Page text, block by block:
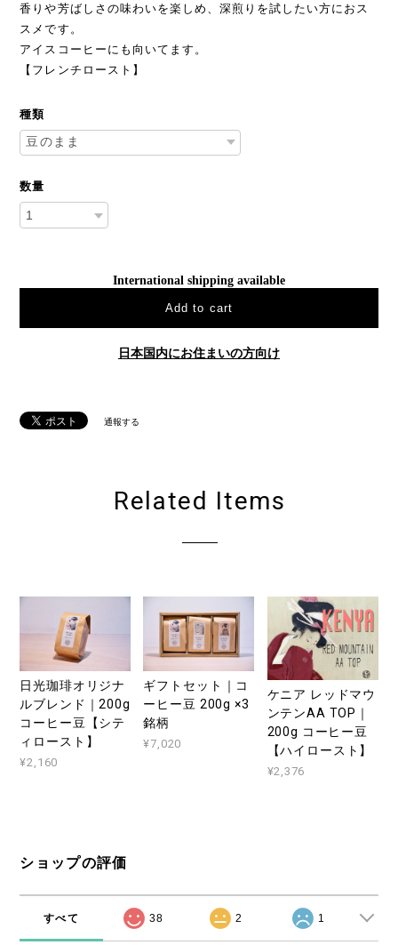
香りや芳ばしさの味わいを楽しめ、深煎りを試したい方におス
スメです。
アイスコーヒーにも向いてます。
【フレンチロースト】
種類
数量
International shipping available
Add to cart
日本国内にお住まいの方向け
通報する
Related Items
日光珈琲オリジナ
ルブレンド｜200g
コーヒー豆【シテ
ィロースト】
¥2,160
ギフトセット｜コ
ーヒー豆 200g ×3
銘柄
¥7,020
ケニア レッドマウ
ンテンAA TOP｜
200g コーヒー豆
【ハイロースト】
¥2,376
ショップの評価
すべて 38 2 1